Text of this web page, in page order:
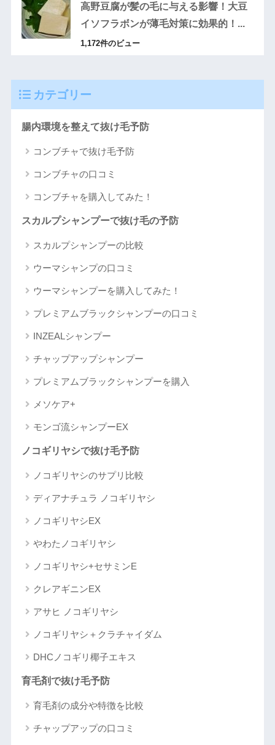
高野豆腐が髪の毛に与える影響！大豆
イソフラボンが薄毛対策に効果的！...
1,172件のビュー
カテゴリー
腸内環境を整えて抜け毛予防
コンブチャで抜け毛予防
コンブチャの口コミ
コンブチャを購入してみた！
スカルプシャンプーで抜け毛の予防
スカルプシャンプーの比較
ウーマシャンプの口コミ
ウーマシャンプーを購入してみた！
プレミアムブラックシャンプーの口コミ
INZEALシャンプー
チャップアップシャンプー
プレミアムブラックシャンプーを購入
メソケア+
モンゴ流シャンプーEX
ノコギリヤシで抜け毛予防
ノコギリヤシのサプリ比較
ディアナチュラ ノコギリヤシ
ノコギリヤシEX
やわたノコギリヤシ
ノコギリヤシ+セサミンE
クレアギニンEX
アサヒ ノコギリヤシ
ノコギリヤシ＋クラチャイダム
DHCノコギリ椰子エキス
育毛剤で抜け毛予防
育毛剤の成分や特徴を比較
チャップアップの口コミ